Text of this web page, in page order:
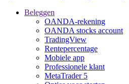
Beleggen
OANDA-rekening
OANDA stocks account
TradingView
Rentepercentage
Mobiele app
Professionele klant
MetaTrader 5